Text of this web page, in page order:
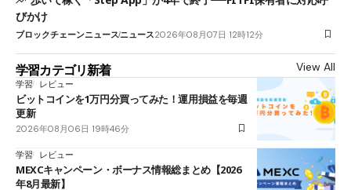
びかけ
ブロックチェーンニュースニュース2026年08月07日 12時12分
学習カテゴリ新着 View All
学習 レビュー
ビットコインを1万円分買ってみた！運用損益を毎週
更新
2026年08月06日 19時46分
学習 レビュー
MEXCキャンペーン・ボーナス情報総まとめ【2026
年8月最新】